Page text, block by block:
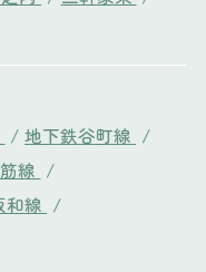
/ 地下鉄谷町線 /
線 /
和線 /